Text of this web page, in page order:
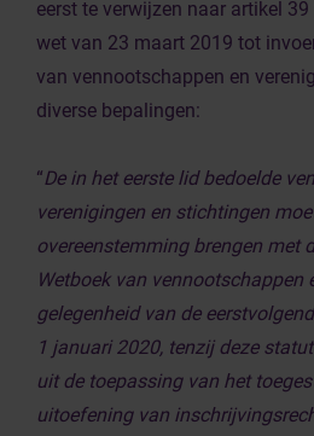
eerst te verwijzen naar artikel
wet van 23 maart 2019 tot
van vennootschappen en
diverse bepalingen:
“De in het eerste lid bedoelde
verenigingen en stichtingen
overeenstemming brengen met
Wetboek van vennootschappen
gelegenheid van de
1 januari 2020, tenzij deze
uit de toepassing van het
uitoefening van